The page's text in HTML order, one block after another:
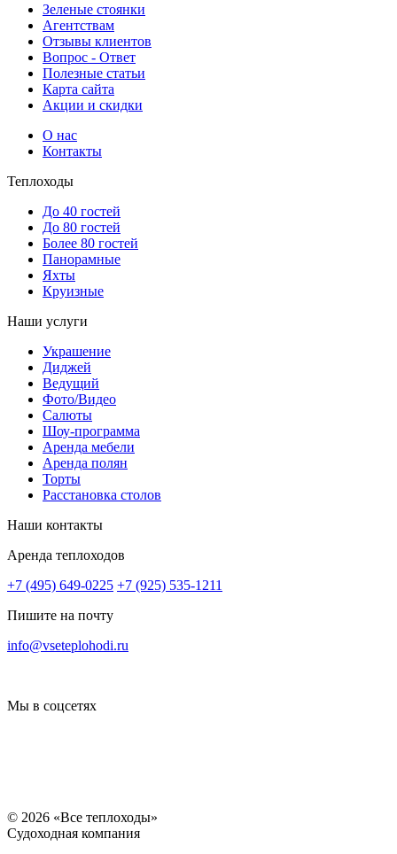
Зеленые стоянки
Агентствам
Отзывы клиентов
Вопрос - Ответ
Полезные статьи
Карта сайта
Акции и скидки
О нас
Контакты
Теплоходы
До 40 гостей
До 80 гостей
Более 80 гостей
Панорамные
Яхты
Круизные
Наши услуги
Украшение
Диджей
Ведущий
Фото/Видео
Салюты
Шоу-программа
Аренда мебели
Аренда полян
Торты
Расстановка столов
Наши контакты
Аренда теплоходов
+7 (495) 649-0225 +7 (925) 535-1211
Пишите на почту
info@vseteplohodi.ru
Мы в соцсетях
© 2026 «Все теплоходы»
Судоходная компания